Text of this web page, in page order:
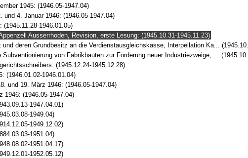
1945: (1946.05-1947.04)
4. Januar 1946: (1946.05-1947.04)
1946.01.05)
Ausserrhoden, Revision, erste Lesung: (1945.10.31-1945.11.23)
deren Grundbesitz an die Verdienstausgleichskasse, Interpellation Ka...
von Fabrikbauten zur Förderung neuer Industriezweige, ...
(1945.12.24-1945.12.28)
(1946.01.02-1946.01.04)
und 19. März 1946: (1946.05-1947.04)
1946: (1946.05-1947.04)
1947.04.01)
1949.04)
1949.12.02)
1951.04)
1951.04.17)
1952.05.12)